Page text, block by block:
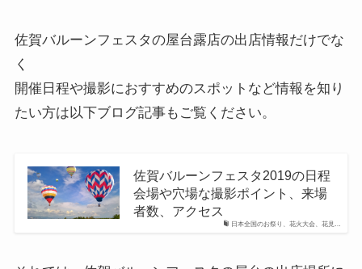
佐賀バルーンフェスタの屋台露店の出店情報だけでな
く
開催日程や撮影におすすめのスポットなど情報を知り
たい方は以下ブログ記事もご覧ください。
日本全国のお祭り、花火大会、花見…
佐賀バルーンフェスタ2019の日程
会場や穴場な撮影ポイント、来場
者数、アクセス